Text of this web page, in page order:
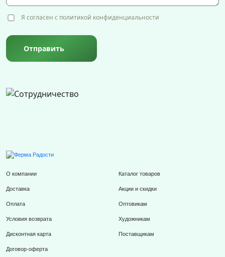
Я согласен с политикой конфиденциальности
Отправить
О компании
Доставка
Оплата
Условия возврата
Дисконтная карта
Договор-оферта
Каталог товаров
Акции и скидки
Оптовикам
Художникам
Поставщикам